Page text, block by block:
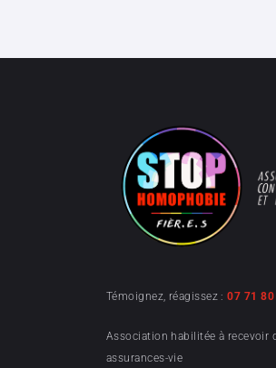
Témoignez, réagissez :07 71 80
Association habilitée à recevoir
assurances-vie